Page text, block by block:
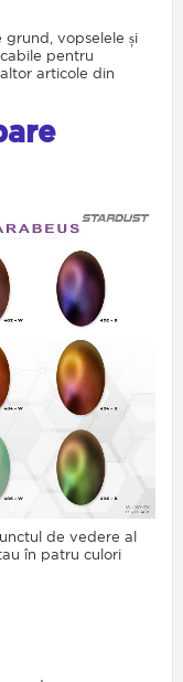
grund, vopselele și
pentru
articole din
de vedere al
în patru culori